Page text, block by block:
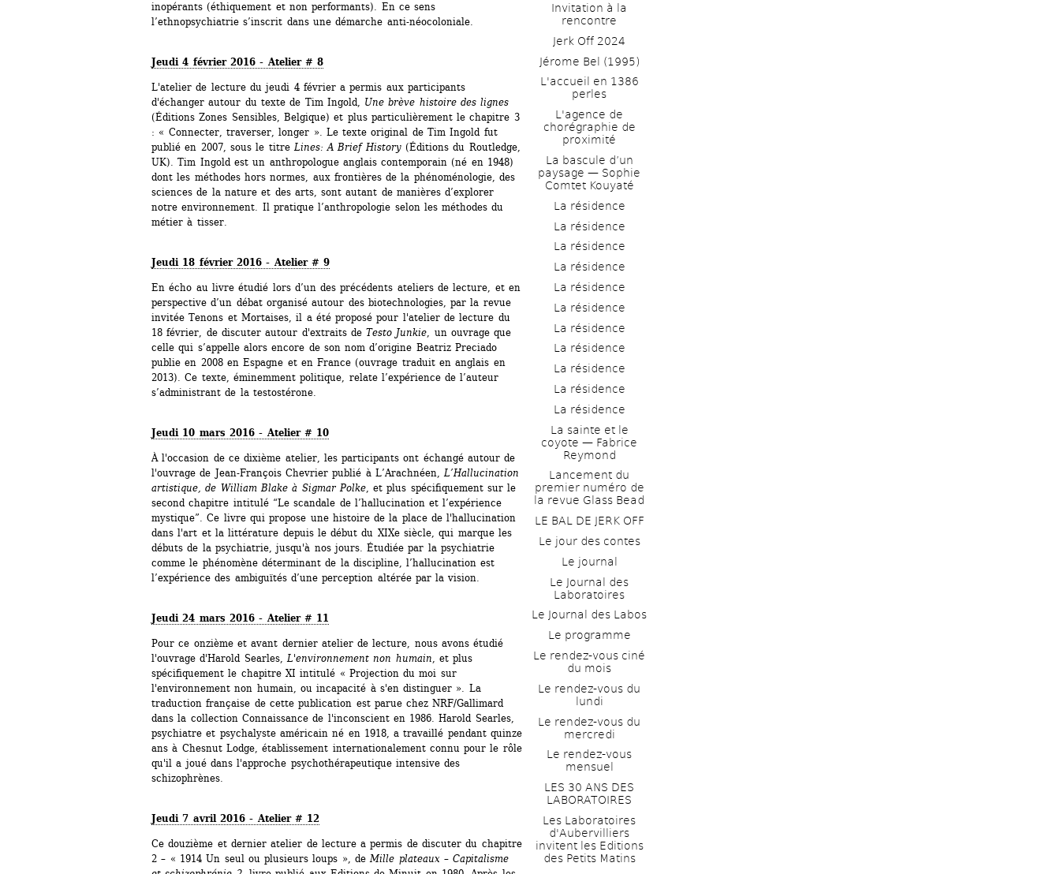
inopérants (éthiquement et non performants). En ce sens
l’ethnopsychiatrie s’inscrit dans une démarche anti-néocoloniale.
Jeudi 4 février 2016 - Atelier # 8
L'atelier de lecture du jeudi 4 février a permis aux participants
d'échanger autour du texte de Tim Ingold, Une brève histoire des lignes
(Éditions Zones Sensibles, Belgique) et plus particulièrement le chapitre 3
: « Connecter, traverser, longer ». Le texte original de Tim Ingold fut
publié en 2007, sous le titre Lines: A Brief History(Éditions du Routledge,
UK). Tim Ingold est un anthropologue anglais contemporain (né en 1948)
dont les méthodes hors normes, aux frontières de la phénoménologie, des
sciences de la nature et des arts, sont autant de manières d’explorer
notre environnement. Il pratique l’anthropologie selon les méthodes du
métier à tisser.
Jeudi 18 février 2016 - Atelier # 9
En écho au livre étudié lors d’un des précédents ateliers de lecture, et en
perspective d’un débat organisé autour des biotechnologies, par la revue
invitée Tenons et Mortaises, il a été proposé pour l'atelier de lecture du
18 février, de discuter autour d'extraits de Testo Junkie, un ouvrage que
celle qui s’appelle alors encore de son nom d’origine Beatriz Preciado
publie en 2008 en Espagne et en France (ouvrage traduit en anglais en
2013). Ce texte, éminemment politique, relate l’expérience de l’auteur
s’administrant de la testostérone.
Jeudi 10 mars 2016 - Atelier # 10
À l'occasion de ce dixième atelier, les participants ont échangé autour de
l'ouvrage de Jean-François Chevrier publié à L’Arachnéen, L’Hallucination
artistique, de William Blake à Sigmar Polke, et plus spécifiquement sur le
second chapitre intitulé “Le scandale de l’hallucination et l’expérience
mystique”. Ce livre qui propose une histoire de la place de l'hallucination
dans l'art et la littérature depuis le début du XIXe siècle, qui marque les
débuts de la psychiatrie, jusqu'à nos jours. Étudiée par la psychiatrie
comme le phénomène déterminant de la discipline, l’hallucination est
l’expérience des ambiguïtés d’une perception altérée par la vision.
Jeudi 24 mars 2016 - Atelier # 11
Pour ce onzième et avant dernier atelier de lecture, nous avons étudié
l'ouvrage d'Harold Searles, L'environnement non humain, et plus
spécifiquement le chapitre XI intitulé « Projection du moi sur
l'environnement non humain, ou incapacité à s'en distinguer ». La
traduction française de cette publication est parue chez NRF/Gallimard
dans la collection Connaissance de l'inconscient en 1986. Harold Searles,
psychiatre et psychalyste américain né en 1918, a travaillé pendant quinze
ans à Chesnut Lodge, établissement internationalement connu pour le rôle
qu'il a joué dans l'approche psychothérapeutique intensive des
schizophrènes.
Jeudi 7 avril 2016 - Atelier # 12
Ce douzième et dernier atelier de lecture a permis de discuter du chapitre
2 – « 1914 Un seul ou plusieurs loups », de Mille plateaux – Capitalisme
Invitation à la
rencontre
Jerk Off 2024
Jérome Bel (1995)
L'accueil en 1386
perles
L'agence de
chorégraphie de
proximité
La bascule d’un
paysage — Sophie
Comtet Kouyaté
La résidence
La résidence
La résidence
La résidence
La résidence
La résidence
La résidence
La résidence
La résidence
La résidence
La résidence
La sainte et le
coyote — Fabrice
Reymond
Lancement du
premier numéro de
la revue Glass Bead
LE BAL DE JERK OFF
Le jour des contes
Le journal
Le Journal des
Laboratoires
Le Journal des Labos
Le programme
Le rendez-vous ciné
du mois
Le rendez-vous du
lundi
Le rendez-vous du
mercredi
Le rendez-vous
mensuel
LES 30 ANS DES
LABORATOIRES
Les Laboratoires
d'Aubervilliers
invitent les Editions
des Petits Matins